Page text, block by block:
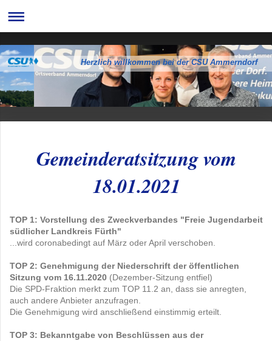
Herzlich willkommen bei der CSU Ammerndorf
Gemeinderatsitzung vom
18.01.2021
TOP 1: Vorstellung des Zweckverbandes "Freie Jugendarbeit
südlicher Landkreis Fürth"
...wird coronabedingt auf März oder April verschoben.
TOP 2: Genehmigung der Niederschrift der öffentlichen
Sitzung vom 16.11.2020 (Dezember-Sitzung entfiel)
Die SPD-Fraktion merkt zum TOP 11.2 an, dass sie anregten,
auch andere Anbieter anzufragen.
Die Genehmigung wird anschließend einstimmig erteilt.
TOP 3: Bekanntgabe von Beschlüssen aus der